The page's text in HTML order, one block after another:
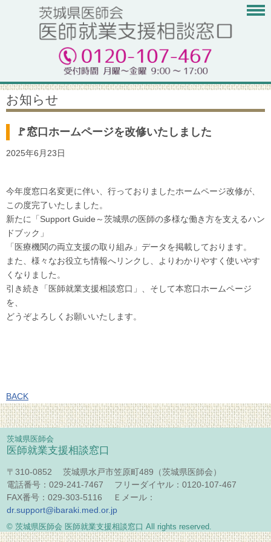
お知らせ
🚩窓口ホームページを改修いたしました
2025年6月23日
今年度窓口名変更に伴い、行っておりましたホームページ改修が、
この度完了いたしました。
新たに「Support Guide～茨城県の医師の多様な働き方を支えるハン
ドブック」
「医療機関の両立支援の取り組み」データを掲載しております。
また、様々なお役立ち情報へリンクし、よりわかりやすく使いやす
くなりました。
引き続き「医師就業支援相談窓口」、そして本窓口ホームページ
を、
どうぞよろしくお願いいたします。
BACK
茨城県医師会
医師就業支援相談窓口
〒310-0852 茨城県水戸市笠原町489（茨城県医師会）
電話番号：029-241-7467 フリーダイヤル：0120-107-467
FAX番号：029-303-5116 Ｅメール：
dr.support@ibaraki.med.or.jp
© 茨城県医師会 医師就業支援相談窓口 All rights reserved.